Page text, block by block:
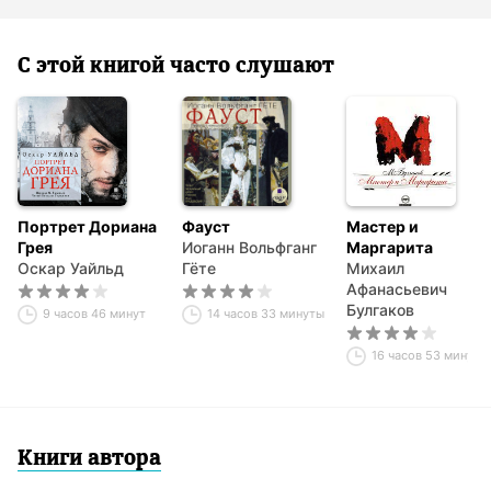
С этой книгой часто слушают
Портрет Дориана
Грея
Оскар Уайльд
9 часов 46 минут
Фауст
Иоганн Вольфганг
Гёте
14 часов 33 минуты
Мастер и
Маргарита
Михаил
Афанасьевич
Булгаков
16 часов 53 минуты
Книги автора